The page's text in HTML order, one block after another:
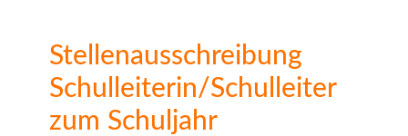
Stellenausschreibung
Schulleiterin/Schulleiter
zum Schuljahr